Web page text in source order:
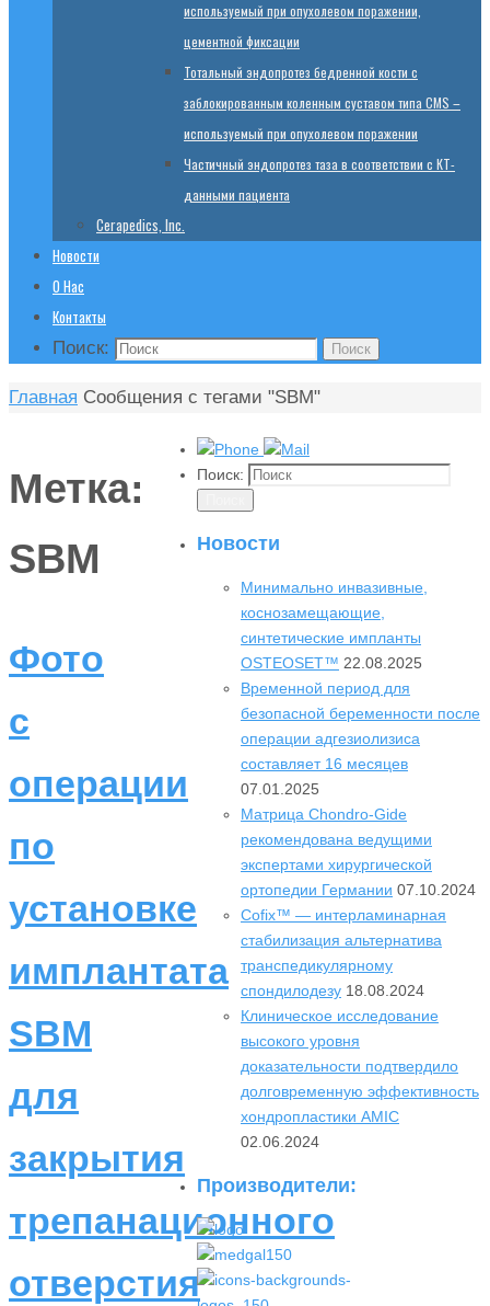
используемый при опухолевом поражении,
цементной фиксации
Тотальный эндопротез бедренной кости с
заблокированным коленным суставом типа CMS –
используемый при опухолевом поражении
Частичный эндопротез таза в соответствии с КТ-
данными пациента
Cerapedics, Inc.
Новости
О Нас
Контакты
Поиск: Поиск
Главная Сообщения с тегами "SBM"
Метка:
SBM
Фото
с
операции
по
установке
имплантата
SBM
для
закрытия
трепанационного
отверстия
Поиск:
Новости
Минимально инвазивные,
коснозамещающие,
синтетические импланты
OSTEOSET™ 22.08.2025
Временной период для
безопасной беременности после
операции адгезиолизиса
составляет 16 месяцев
07.01.2025
Матрица Chondro-Gide
рекомендована ведущими
экспертами хирургической
ортопедии Германии 07.10.2024
Cofix™ — интерламинарная
стабилизация альтернатива
транспедикулярному
спондилодезу 18.08.2024
Клиническое исследование
высокого уровня
доказательности подтвердило
долговременную эффективность
хондропластики AMIC
02.06.2024
Производители: